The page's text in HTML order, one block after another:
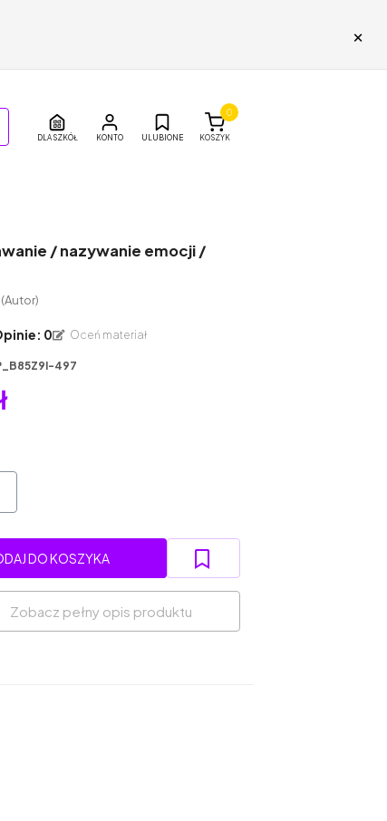
×
DLA SZKÓŁ ULUBIONE KOSZYK
0
/ nazywanie emocji /
(Autor)
0 Oceń materiał
497
DO KOSZYKA
Zobacz pełny opis produktu